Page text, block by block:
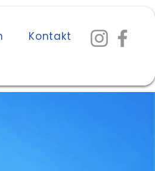
Kontakt